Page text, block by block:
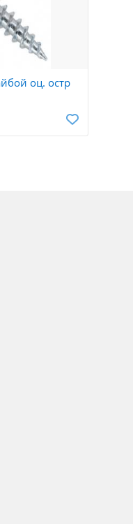
оц. остр